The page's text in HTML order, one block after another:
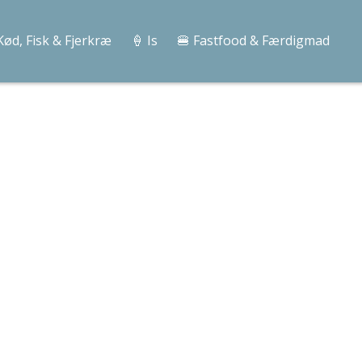
Fisk & Fjerkræ 🍦 Is
🍔 Fastfood & Færdigmad